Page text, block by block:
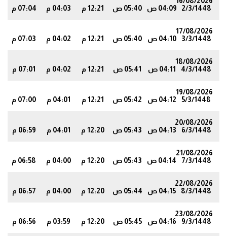
2/3/1448
04:09 ص 05:40 ص 12:21 م 04:03 م 07:04 م
17/08/2026
3/3/1448
04:10 ص 05:40 ص 12:21 م 04:02 م 07:03 م
18/08/2026
4/3/1448
04:11 ص 05:41 ص 12:21 م 04:02 م 07:01 م
19/08/2026
5/3/1448
04:12 ص 05:42 ص 12:21 م 04:01 م 07:00 م
20/08/2026
6/3/1448
04:13 ص 05:43 ص 12:20 م 04:01 م 06:59 م
21/08/2026
7/3/1448
04:14 ص 05:43 ص 12:20 م 04:00 م 06:58 م
22/08/2026
8/3/1448
04:15 ص 05:44 ص 12:20 م 04:00 م 06:57 م
23/08/2026
9/3/1448
04:16 ص 05:45 ص 12:20 م 03:59 م 06:56 م